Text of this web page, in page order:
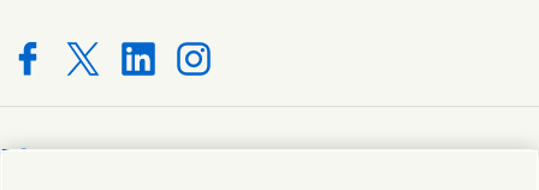
with us on Facebook
Connect with us on X
Connect with us on LinkedIn
Connect with us on Instagram
Bize Ulaşın